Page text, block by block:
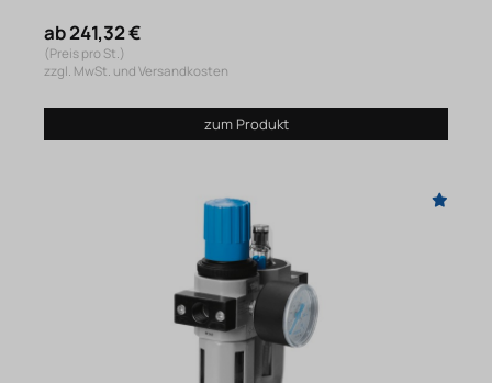
ab 241,32 €
(Preis pro St.)
zzgl. MwSt. und Versandkosten
zum Produkt